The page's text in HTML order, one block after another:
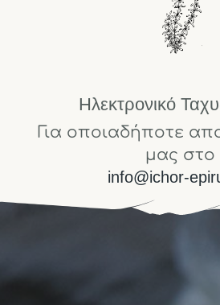
Ηλεκτρονικό
Για οποιαδήποτε
μας στο
info@ichor-